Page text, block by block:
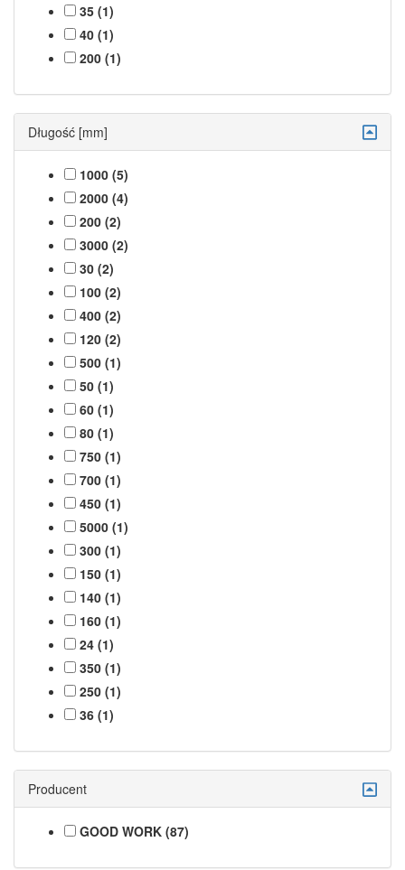
35 (1)
40 (1)
200 (1)
Długość [mm]
1000 (5)
2000 (4)
200 (2)
3000 (2)
30 (2)
100 (2)
400 (2)
120 (2)
500 (1)
50 (1)
60 (1)
80 (1)
750 (1)
700 (1)
450 (1)
5000 (1)
300 (1)
150 (1)
140 (1)
160 (1)
24 (1)
350 (1)
250 (1)
36 (1)
Producent
GOOD WORK (87)